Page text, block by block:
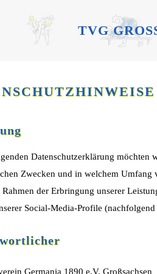
TVG
Datenschutzerklärung möchten
Zwecken und in welchem Umfang
der Erbringung unserer
Social-Media-Profile
Germania 1890 e.V. Großsachsen